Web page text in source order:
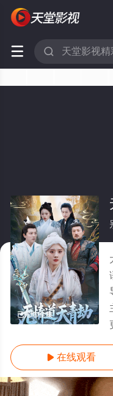
 
已完结/全集
 在线观看